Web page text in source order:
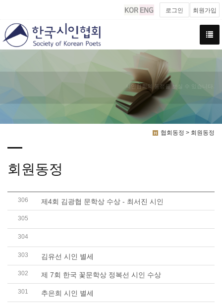
로그인 회원가입
시인협회의 동정을 보실 수 있습니다.
협회동정 > 회원동정
회원동정
306 제4회 김광협 문학상 수상 - 최서진 시인
305
304
303 김유선 시인 별세
302 제 7회 한국 꽃문학상 정복선 시인 수상
301 추은희 시인 별세